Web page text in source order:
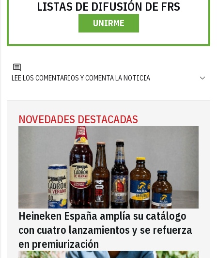
LISTAS DE DIFUSIÓN DE FRS
UNIRME
LEE LOS COMENTARIOS Y COMENTA LA NOTICIA
NOVEDADES DESTACADAS
Heineken España amplía su catálogo
con cuatro lanzamientos y se refuerza
en premiurización